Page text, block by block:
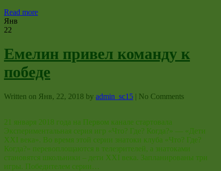
Read more
Янв
22
Емелин привел команду к
победе
Written on Янв, 22, 2018 by admin_sc15 | No Comments
21 января 2018 года на Первом канале стартовала
Экспериментальная серия игр «Что? Где? Когда?» — «Дети
XXI века». Во время этой серии знатоки клуба «Что? Где?
Когда?» перевоплощаются в телезрителей, а знатоками
становятся школьники – дети XXI века. Запланированы три
игры. Победителем серии…